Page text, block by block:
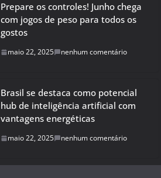
Prepare os controles! Junho chega
com jogos de peso para todos os
gostos
maio 22, 2025 nenhum comentário
Brasil se destaca como potencial
hub de inteligência artificial com
vantagens energéticas
maio 22, 2025 nenhum comentário